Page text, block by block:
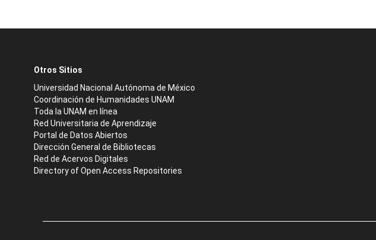
Otros Sitios
Universidad Nacional Autónoma de México
Coordinación de Humanidades UNAM
Toda la UNAM en línea
Red Universitaria de Aprendizaje
Portal de Datos Abiertos
Dirección General de Bibliotecas
Red de Acervos Digitales
Directory of Open Access Repositories